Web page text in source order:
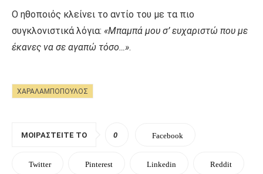
Ο ηθοποιός κλείνει το αντίο του με τα πιο
συγκλονιστικά λόγια: «Μπαμπά μου σ’ ευχαριστώ που με
έκανες να σε αγαπώ τόσο…».
ΧΑΡΑΛΑΜΠΌΠΟΥΛΟΣ
ΜΟΙΡΑΣΤΕΊΤΕ ΤΟ 0 Facebook
Twitter Pinterest Linkedin Reddit